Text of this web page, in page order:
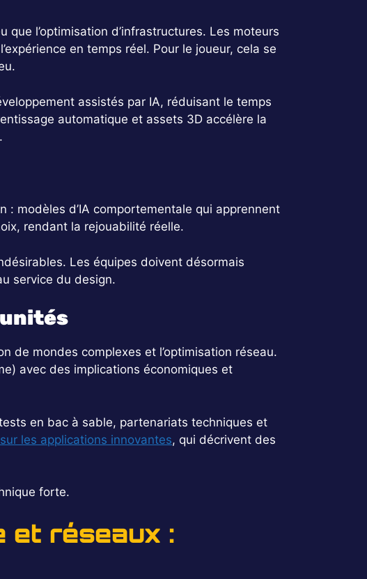
que l’optimisation d’infrastructures. Les moteurs
en temps réel. Pour le joueur, cela se
assistés par IA, réduisant le temps
automatique et assets 3D accélère la
modèles d’IA comportementale qui apprennent
rendant la rejouabilité réelle.
Les équipes doivent désormais
service du design.
de mondes complexes et l’optimisation réseau.
avec des implications économiques et
en bac à sable, partenariats techniques et
les applications innovantes, qui décrivent des
forte.
et réseaux :